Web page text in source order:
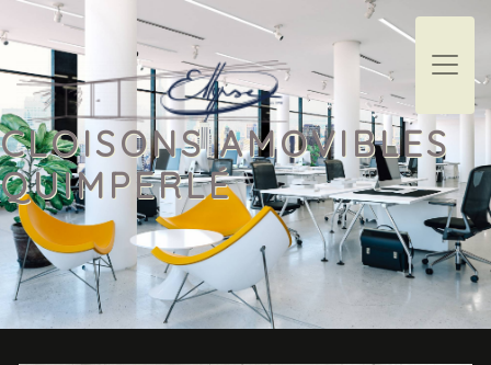
Panneau de gestion des cookies
CLOISONS AMOVIBLES
QUIMPERLÉ